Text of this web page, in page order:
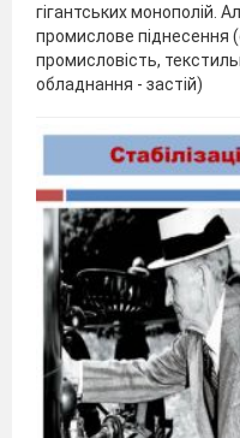
гігантських монополій.
промислове піднесення
промисловість,
обладнання - застій)